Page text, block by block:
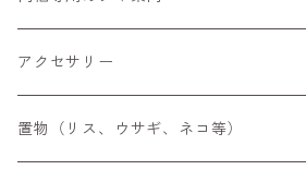
アクセサリー
空枠
置物（リス、ウサギ、ネコ等）